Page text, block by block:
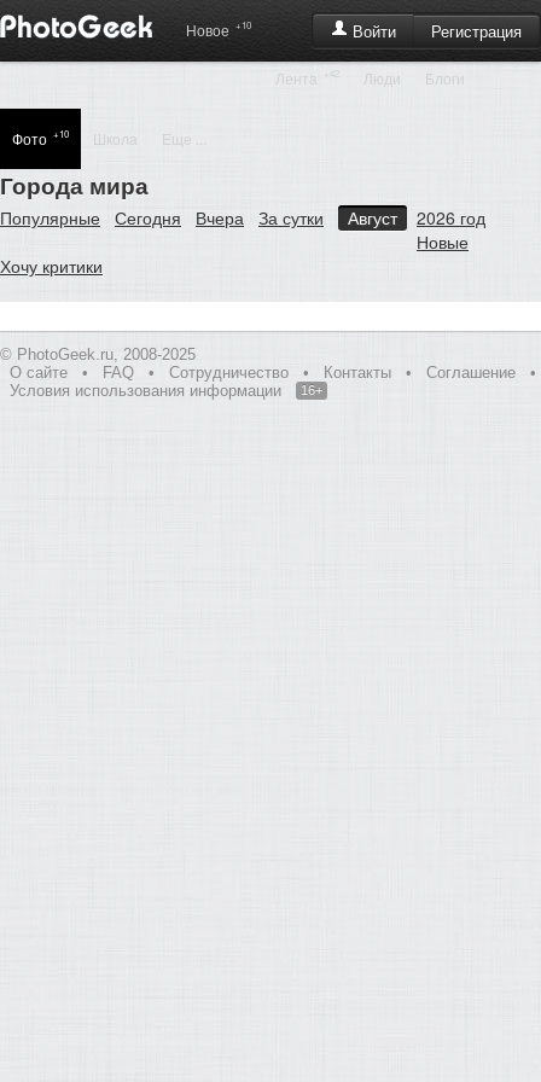
Войти Регистрация
Новое +10
Лента +42 Люди Блоги
Фото +10 Школа Еще ...
Города мира
Популярные Сегодня Вчера За сутки Август
2026 год
Новые
Хочу критики
© PhotoGeek.ru, 2008-2025
О сайте
• FAQ • Сотрудничество • Контакты • Соглашение
•
Условия использования информации
16+